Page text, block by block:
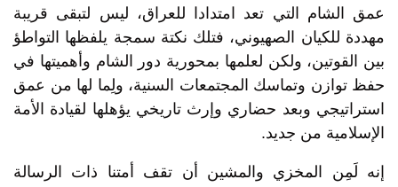
عمق الشام التي تعد امتدادا للعراق، ليس لتبقى قريبة
مهددة للكيان الصهيوني، فتلك نكتة سمجة يلفظها التواطؤ
بين القوتين، ولكن لعلمها بمحورية دور الشام وأهميتها في
حفظ توازن وتماسك المجتمعات السنية، ولِما لها من عمق
استراتيجي وبعد حضاري وإرث تاريخي يؤهلها لقيادة الأمة
الإسلامية من جديد.
إنه لَمِن المخزي والمشين أن تقف أمتنا ذات الرسالة